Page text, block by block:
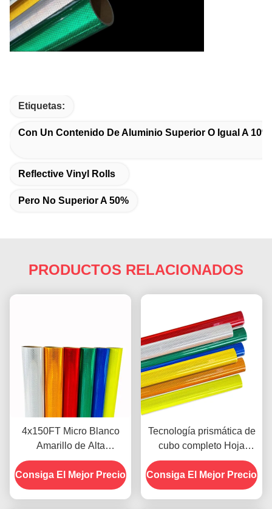
Etiquetas:
Con Un Contenido De Aluminio Superior O Igual A 10%
Reflective Vinyl Rolls
Pero No Superior A 50%
PRODUCTOS RELACIONADOS
4x150FT Micro Blanco
Amarillo de Alta
Visibilidad Micro
Diamante Grado
Reflector de Hojas de
Consiga El Mejor Precio
Tecnología prismática de
cubo completo Hoja
reflectante de grado
diamante con 10 años de
vida útil para la seguridad
Consiga El Mejor Precio